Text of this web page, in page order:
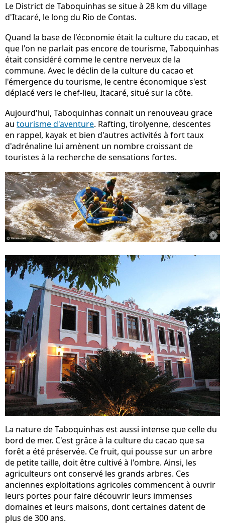
Le District de Taboquinhas se situe à 28 km du village
d'Itacaré, le long du Rio de Contas.
Quand la base de l'économie était la culture du cacao, et
que l'on ne parlait pas encore de tourisme, Taboquinhas
était considéré comme le centre nerveux de la
commune. Avec le déclin de la culture du cacao et
l'émergence du tourisme, le centre économique s'est
déplacé vers le chef-lieu, Itacaré, situé sur la côte.
Aujourd'hui, Taboquinhas connait un renouveau grace
au tourisme d'aventure. Rafting, tirolyenne, descentes
en rappel, kayak et bien d'autres activités à fort taux
d'adrénaline lui amènent un nombre croissant de
touristes à la recherche de sensations fortes.
La nature de Taboquinhas est aussi intense que celle du
bord de mer. C'est grâce à la culture du cacao que sa
forêt a été préservée. Ce fruit, qui pousse sur un arbre
de petite taille, doit être cultivé à l'ombre. Ainsi, les
agriculteurs ont conservé les grands arbres. Ces
anciennes exploitations agricoles commencent à ouvrir
leurs portes pour faire découvrir leurs immenses
domaines et leurs maisons, dont certaines datent de
plus de 300 ans.